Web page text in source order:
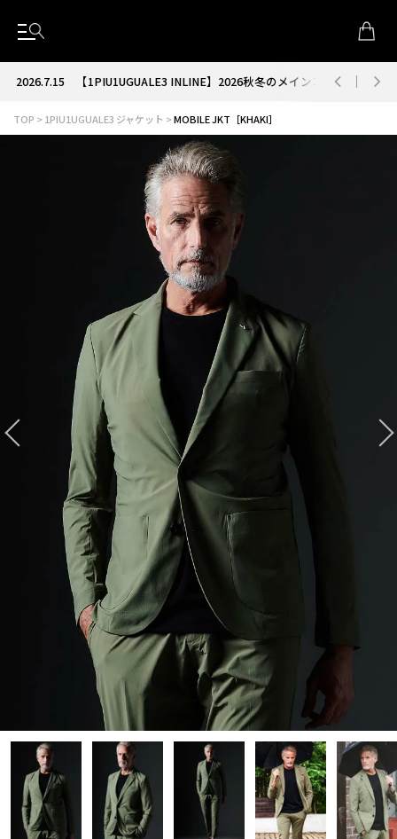
2026.7.15【1PIU1UGUALE3 INLINE】2026秋冬のメインコレクションが
TOP 1PIU1UGUALE3 ジャケット MOBILE JKT［KHAKI］